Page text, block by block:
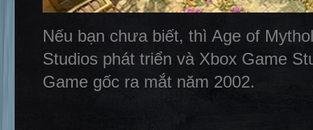
Nếu bạn chưa biết, thì Age of
Studios phát triển và Xbox Game
Game gốc ra mắt năm 2002.